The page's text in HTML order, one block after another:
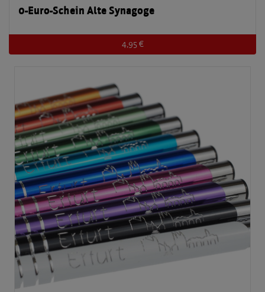
0-Euro-Schein Alte Synagoge
4,95 €